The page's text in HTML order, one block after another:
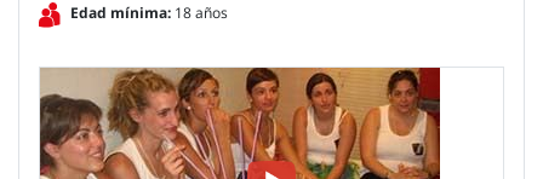
Edad mínima: 18 años